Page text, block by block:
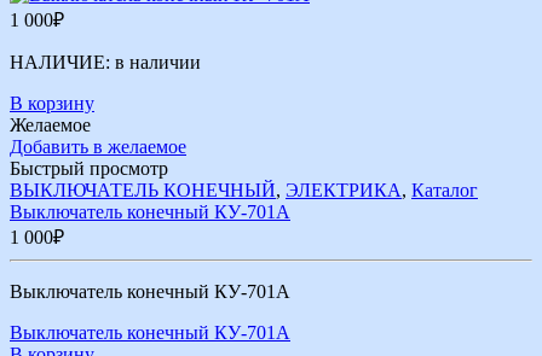
1 000₽
НАЛИЧИЕ: в наличии
В корзину
Желаемое
Добавить в желаемое
Быстрый просмотр
ВЫКЛЮЧАТЕЛЬ КОНЕЧНЫЙ, ЭЛЕКТРИКА, Каталог
Выключатель конечный КУ-701А
1 000₽
Выключатель конечный КУ-701А
Выключатель конечный КУ-701А